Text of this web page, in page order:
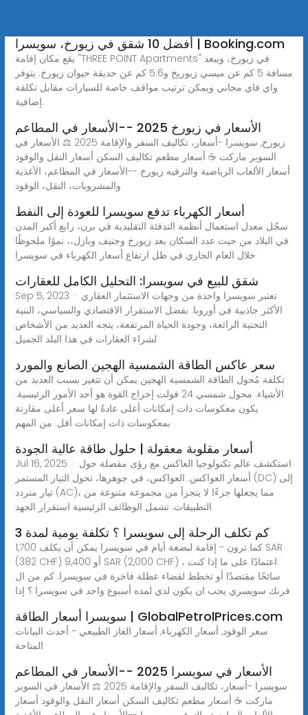
أفضل 10 شقق في زيورخ، سويسرا | Booking.com
يقع مكان إقامة "THREE POINT Apartments" في زيورخ، ويبعد
مسافة 5 كم عن ميسي زيوريخ و5.6 كم عن حديقة حيوان زيورخ. يتوفر
واي فاي مجاني ويمكن ترتيب مواقف خاصة للسيارات مقابل تكلفة
إضافية.
الأسعار في زيورخ 2025 --الأسعار في المطاعم
زيورخ, سويسرا -أسعار، تكاليف السفر والإقامة 2025 ⚖ الأسعار في
السوبر ماركت ☕ أسعار مطعم تكاليف السكن أسعار النقل والوقود
أسعار الألعاب الرياضية والترفيه زيورخ --الأسعار في المطاعم، الأغذية
والمشروبات، النقل، الوقود
أسعار الكهرباء تدفع سويسرا للعودة إلى النفط
سجّل معدل استعمال أنظمة التدفئة التقليدية في برن، رابع أكبر المدن
في البلاد من حيث عدد السكان بعد زيورخ وجنيف وبازل،، نموًا ملحوظًا
خلال العام الجاري في ظل ارتفاع أسعار الكهرباء في سويسرا
شقق للبيع في سويسرا: التحليل الكامل للعقارات
Sep 5, 2023 · تعتبر سويسرا واحدة من وجهات الاستثمار العقاري
الأكثر جاذبية في أوروبا. بفضل الاستقرار الاقتصادي والسياسي، البنية
التحتية الرائعة، وجودة الحياة المرتفعة، يتجه العديد من الأشخاص
لشراء العقارات في هذا البلد الجميل
سعر عاكس الطاقة الشمسية الهجين الصانع والمورد
تكلفة مُحول الطاقة الشمسية الهجين يمكن أن تتغير بسبب العديد من
الأشياء. محول شمسي 24 فولت إخراج القوة هو أحد الأمور الرئيسية.
يكون معكوسات ذات إمكانات أعلى عادةً لها سعر أعلى مقارنة
بمعكوسات ذات إمكانات أقل. من المهم
أسعار مقلوبة معقولة | حلول طاقة عالية الجودة
Jul 16, 2025 · استكشف عالم تكنولوجيا العاكس مع رؤى مفصلة حول
أسعار العواكس. العواكس، في جوهرها، تحول التيار المستمر (DC) إلى
تيار متردد (AC)، مما يجعلها جزءًا لا يتجزأ من مجموعة متنوعة من
التطبيقات. تشمل الوظائف الرئيسية استقرار الجهد
كم تكلف الرحلة إلى سويسرا ؟ تكلفة يومية لمدة 3
كما ترون - إقامة لبضعة أيام في سويسرا يمكن أن يكلف 1,700 SAR
(382 CHF) أو 9,400 SAR (2,000 CHF) ، اعتمادًا على ما إذا كنت
سائحًا مقتصدًا أو تخطط لقضاء عطلة فاخرة في سويسرا. كم من ال
فرنك سويسري يجب ان يكون لدي لمده أسبوع واحد في سويسرا ؟ إذا
سويسرا أسعار الطاقة | GlobalPetrolPrices.com
سعر الوقود, أسعار الكهرباء, أسعار الغاز الطبيعي - أحدث البيانات
المتاحة
الأسعار في سويسرا 2025 --الأسعار في المطاعم
سويسرا -أسعار، تكاليف السفر والإقامة 2025 ⚖ الأسعار في السوبر
ماركت ☕ أسعار مطعم تكاليف السكن أسعار النقل والوقود أسعار